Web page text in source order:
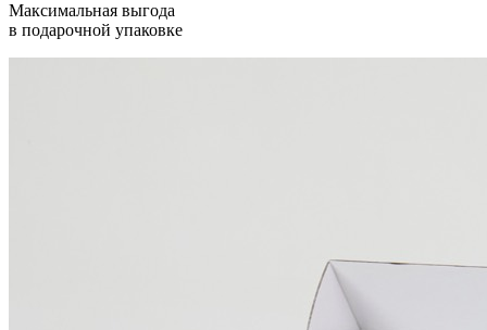
Максимальная выгода
в подарочной упаковке